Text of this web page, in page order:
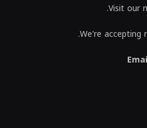
Visit our
We're accepting